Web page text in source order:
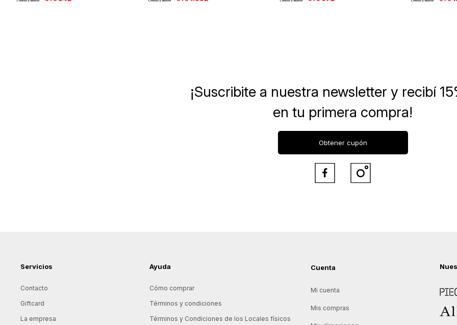
Servicios
Contacto
Giftcard
La empresa
Ayuda
Cómo comprar
Términos y condiciones
Términos y Condiciones de los Locales físicos
Cuenta
Mi cuenta
Mis compras Allie
¡Suscribite a nuestra newsletter y recibí
en tu primera compra!
Obtener cupón
 